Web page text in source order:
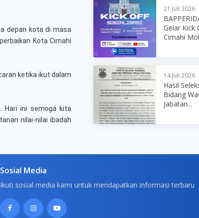
depan kota di masa
Kota Cimahi
ketika ikut dalam
Hari ini semoga kita
nilai-nilai ibadah
21 Juli 2026
Gelar Kick
Cimahi
14 Juli 2026
Hasil
Bidang
Jabatan...
Sosial Media
Ikuti sosial media kami untuk mendapatkan informasi terbaru